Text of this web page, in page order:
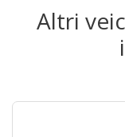
Altri